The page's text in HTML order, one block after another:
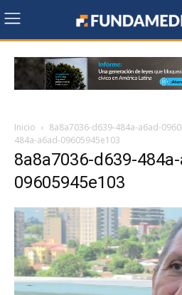
Inicio 8a8a7036-d639-484a-a6ad-
484a-a6ad-09605945e103
8a8a7036-d639-
09605945e103